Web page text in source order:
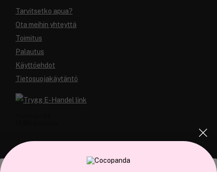
Tarvitsetko apua?
Ota meihin yhteyttä
Toimitus
Palautus
Käyttöehdot
Tietosuojakäytäntö